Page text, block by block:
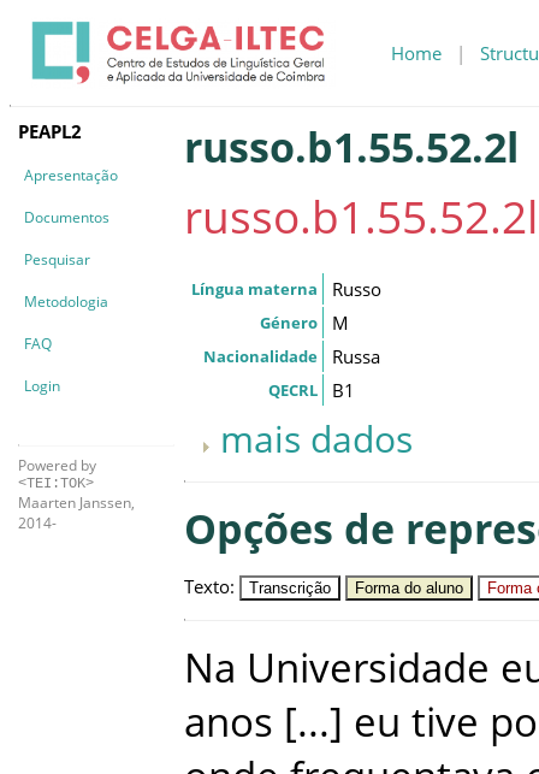
Home |
PEAPL2
Apresentação
Documentos
Pesquisar
Metodologia
FAQ
Login
Powered by
<TEI:TOK>
Maarten Janssen,
2014-
russo.b1.55.52.2l
russo.b1.55.52.2l
Língua materna Russo
Género M
Nacionalidade Russa
QECRL B1
mais dados
Opções de
Texto: Transcrição Forma do aluno Forma
Na Universidade
anos
eu tive